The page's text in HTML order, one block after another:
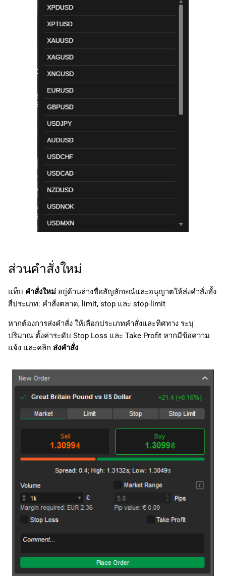
ส่วนคำสั่งใหม่
แท็บ คำสั่งใหม่ อยู่ด้านล่างชื่อสัญลักษณ์และอนุญาตให้ส่งคำสั่งทั้ง
สี่ประเภท: คำสั่งตลาด, limit, stop และ stop-limit
หากต้องการส่งคำสั่ง ให้เลือกประเภทคำสั่งและทิศทาง ระบุ
ปริมาณ ตั้งค่าระดับ Stop Loss และ Take Profit หากมีข้อความ
แจ้ง และคลิก ส่งคำสั่ง